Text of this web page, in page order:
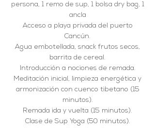
persona, 1 remo de sup, 1 bolsa dry bag, 1
ancla
Acceso a playa privada del puerto
Cancún.
Agua embotellada, snack frutos secos,
barrita de cereal.
Introducción a nociones de remada.
Meditación inicial, limpieza energética y
armonización con cuenco tibetano (15
minutos).
Remada ida y vuelta (15 minutos).
Clase de Sup Yoga (50 minutos).